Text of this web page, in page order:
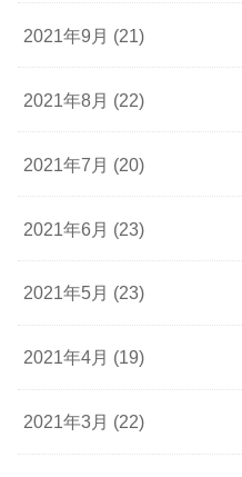
2021年9月 (21)
2021年8月 (22)
2021年7月 (20)
2021年6月 (23)
2021年5月 (23)
2021年4月 (19)
2021年3月 (22)